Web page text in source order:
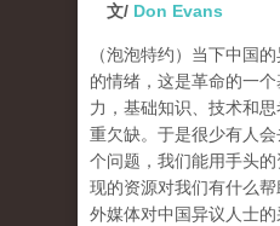
文/ Don Evans
（泡泡特约） 当下中国
的情绪，这是革命的一
力，基础知识、技术和
重欠缺。于是很少有人会
个问题，我们能用手头
现的资源对我们有什么
外媒体对中国异议人士